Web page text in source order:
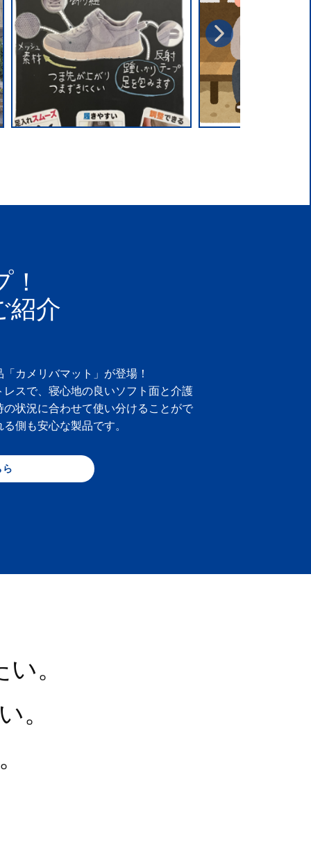
紹介
カメリバマット」が登場！
スで、寝心地の良いソフト面と介護
状況に合わせて使い分けることがで
側も安心な製品です。
。
。